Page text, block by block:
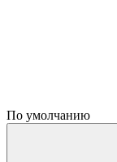
По умолчанию